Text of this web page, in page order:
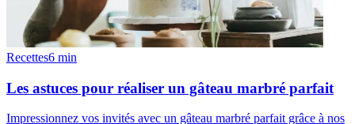
Recettes6 min
Les astuces pour réaliser un gâteau marbré parfait
Impressionnez vos invités avec un gâteau marbré parfait grâce à nos